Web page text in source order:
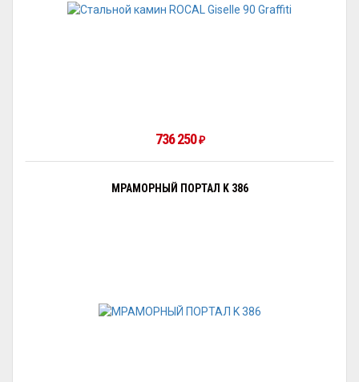
736 250₽
МРАМОРНЫЙ ПОРТАЛ K 386